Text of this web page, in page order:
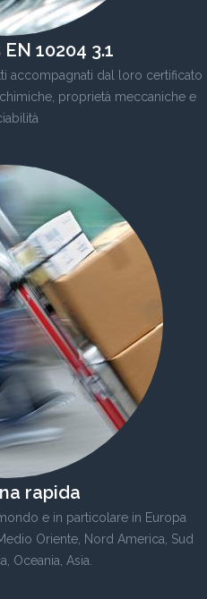
10204 3.1
accompagnati dal loro certificato
proprietà meccaniche e
rapida
e in particolare in Europa
Oriente, Nord America, Sud
Oceania, Asia.